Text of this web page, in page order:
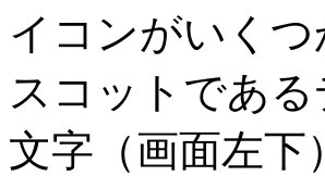
イコンがいく
スコットであ
文字（画面左下